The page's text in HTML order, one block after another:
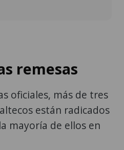
remesas
oficiales, más de tres
están radicados
mayoría de ellos en